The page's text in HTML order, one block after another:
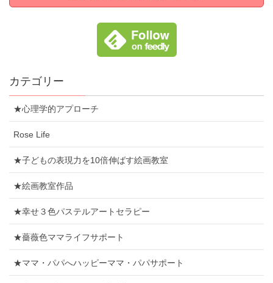
カテゴリー
★心理学的アプローチ
Rose Life
★子どもの表現力を10倍伸ばす絵画教室
★絵画教室作品
★幸せ３色パステルアートセラピー
★薔薇色ママライフサポート
★ママ・パパへハッピーママ・パパサポート